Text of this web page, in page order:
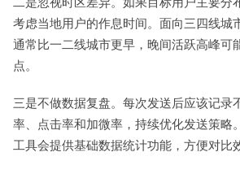
考虑当地用户的作息时间。面向三四线城
通常比一二线城市更早，晚间活跃高峰可
点。
三是不做数据复盘。每次发送后应该记录
率、点击率和加微率，持续优化发送策略。
工具会提供基础数据统计功能，方便对比